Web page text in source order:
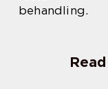
behandling.